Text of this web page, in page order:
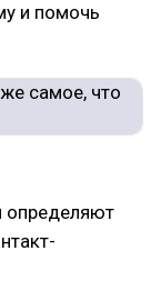
и помочь
определяют